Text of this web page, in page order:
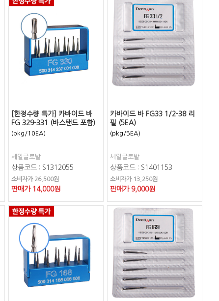
[한정수량 특가] 카바이드 바
FG 329-331 (바스탠드 포함)
(pkg/10EA)
세일글로발
상품코드 : S1312055
소비자가 26,500원
판매가 14,000원
카바이드 바 FG33 1/2-38 리
필 (5EA)
(pkg/5EA)
세일글로발
상품코드 : S1401153
소비자가 13,250원
판매가 9,000원